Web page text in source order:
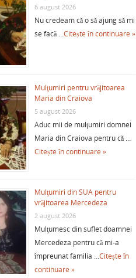
6 august 2026
Nu credeam că o să ajung să mi
se facă …Citește în continuare »
Mulţumiri pentru vrăjitoarea
Maria din Craiova
5 august 2026
Aduc mii de mulţumiri domnei
Maria din Craiova pentru că …
Citește în continuare »
Mulţumiri din SUA pentru
vrăjitoarea Mercedeza
2 august 2026
Mulţumesc din suflet doamnei
Mercedeza pentru că mi-a
împreunat familia …Citește în
continuare »